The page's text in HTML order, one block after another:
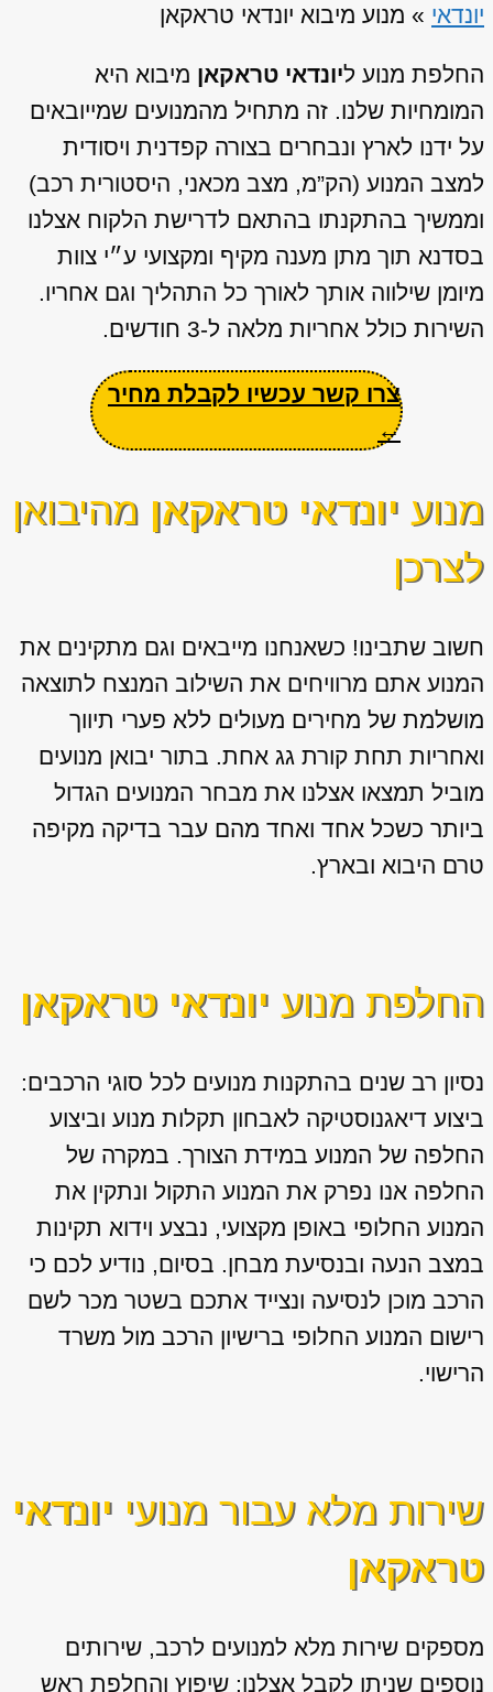
יונדאי » מנוע מיבוא יונדאי טראקאן
החלפת מנוע ליונדאי טראקאן מיבוא היא
המומחיות שלנו. זה מתחיל מהמנועים שמייובאים
על ידנו לארץ ונבחרים בצורה קפדנית ויסודית
למצב המנוע (הק”מ, מצב מכאני, היסטורית רכב)
וממשיך בהתקנתו בהתאם לדרישת הלקוח אצלנו
בסדנא תוך מתן מענה מקיף ומקצועי ע״י צוות
מיומן שילווה אותך לאורך כל התהליך וגם אחריו.
השירות כולל אחריות מלאה ל-3 חודשים.
צרו קשר עכשיו לקבלת מחיר
←
מנוע יונדאי טראקאן מהיבואן
לצרכן
חשוב שתבינו! כשאנחנו מייבאים וגם מתקינים את
המנוע אתם מרוויחים את השילוב המנצח לתוצאה
מושלמת של מחירים מעולים ללא פערי תיווך
ואחריות תחת קורת גג אחת. בתור יבואן מנועים
מוביל תמצאו אצלנו את מבחר המנועים הגדול
ביותר כשכל אחד ואחד מהם עבר בדיקה מקיפה
טרם היבוא ובארץ.
החלפת מנוע יונדאי טראקאן
נסיון רב שנים בהתקנות מנועים לכל סוגי הרכבים:
ביצוע דיאגנוסטיקה לאבחון תקלות מנוע וביצוע
החלפה של המנוע במידת הצורך. במקרה של
החלפה אנו נפרק את המנוע התקול ונתקין את
המנוע החלופי באופן מקצועי, נבצע וידוא תקינות
במצב הנעה ובנסיעת מבחן. בסיום, נודיע לכם כי
הרכב מוכן לנסיעה ונצייד אתכם בשטר מכר לשם
רישום המנוע החלופי ברישיון הרכב מול משרד
הרישוי.
שירות מלא עבור מנועי יונדאי
טראקאן
מספקים שירות מלא למנועים לרכב, שירותים
נוספים שניתן לקבל אצלנו: שיפוץ והחלפת ראש